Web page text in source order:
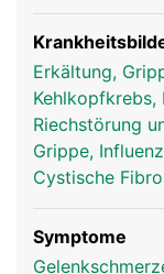
Staub, Pollen,
in den Rachen
ausgehustet
die Atemluft
empfindlich
dauerhaft
Erkältung,
Kehlkopfkrebs,
Riechstörung
Grippe,
Cystische
Symptome